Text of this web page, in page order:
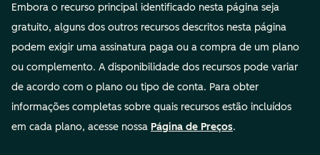
Embora o recurso principal identificado nesta página seja
gratuito, alguns dos outros recursos descritos nesta página
podem exigir uma assinatura paga ou a compra de um plano
ou complemento. A disponibilidade dos recursos pode variar
de acordo com o plano ou tipo de conta. Para obter
informações completas sobre quais recursos estão incluídos
em cada plano, acesse nossa Página de Preços.